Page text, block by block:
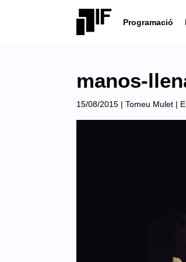
Programació
manos-
15/08/2015 | Tomeu Mulet |